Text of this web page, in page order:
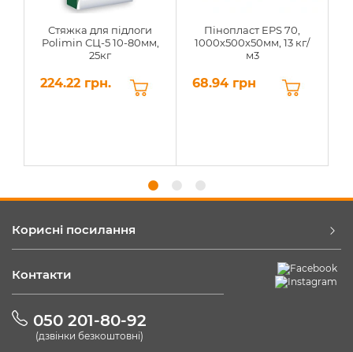
Стяжка для підлоги
Polimin СЦ-5 10-80мм,
25кг
224.22 грн.
Пінопласт EPS 70,
1000х500х50мм, 13 кг/
м3
68.94 грн
Корисні посилання
Контакти
050 201-80-92
(дзвінки безкоштовні)